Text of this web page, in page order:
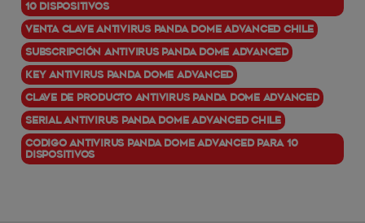
10 dispositivos
Venta clave Antivirus Panda Dome Advanced chile
Subscripción Antivirus Panda Dome Advanced
Key Antivirus Panda Dome Advanced
Clave de producto Antivirus Panda Dome Advanced
Serial Antivirus Panda Dome Advanced Chile
Codigo Antivirus Panda Dome Advanced para 10
dispositivos